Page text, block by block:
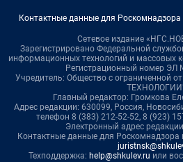
Контактные данные для Роскомнадзора
Сетевое издание
Зарегистрировано Федеральной
информационных технологий и массовых
Регистрационный номер
Учредитель: Общество с ограниченной
Главный редактор: Громкова
Адрес редакции: 630099, Россия,
телефон 8 (383) 212-52-52, 8 (923)
Электронный адрес
Контактные данные для Роскомнадзора
Техподдержка: help@shkulev.ru или